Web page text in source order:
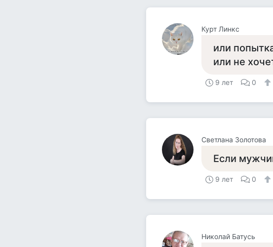
Курт Линкс
или
или не
9 лет 0
Светлана Золотова
Если
9 лет 0
Николай Батусь